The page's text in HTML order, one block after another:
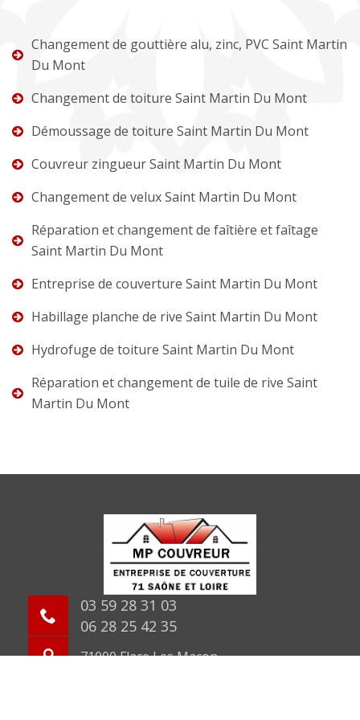
Changement de gouttière alu, zinc, PVC Saint Martin
Du Mont
Changement de toiture Saint Martin Du Mont
Démoussage de toiture Saint Martin Du Mont
Couvreur zingueur Saint Martin Du Mont
Changement de velux Saint Martin Du Mont
Réparation et changement de faîtière et faîtage
Saint Martin Du Mont
Entreprise de couverture Saint Martin Du Mont
Habillage planche de rive Saint Martin Du Mont
Hydrofuge de toiture Saint Martin Du Mont
Réparation et changement de tuile de rive Saint
Martin Du Mont
03 59 28 31 03
06 28 25 42 35
71000 Flace Les Macon